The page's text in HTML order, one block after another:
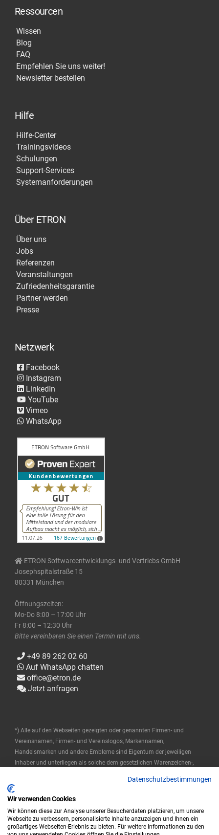
Ressourcen
Wissen
Blog
FAQ
Empfehlen Sie uns weiter!
Newsletter bestellen
Hilfe
Hilfe-Center
Trainingsvideos
Schulungen
Support-Services
Systemanforderungen
Über ETRON
Über uns
Jobs
Referenzen
Veranstaltungen
Zufriedenheitsgarantie
Partner werden
Presse
Netzwerk
Facebook
Instagram
LinkedIn
YouTube
Vimeo
WhatsApp
ETRON Softwareentwicklungs- und Vertriebs GmbH
Josephspitalstraße 15
80331 München
Öffnungszeiten:
Mo-Do 8:00 – 17:00 Uhr
Fr 8:00 – 12:30 Uhr
Bitte vereinbaren Sie einen Termin mit uns.
+49 89 262 02 60
Auf WhatsApp chatten
office@etron.de
Jetzt anfragen
*) Alle auf den Webseiten gezeigten oder genannten Firmen- und
Vereinsnamen, Firmen- und Vereinslogos, Markennamen,
Handelsmarken und andere Embleme sind Eigentum der jeweiligen
Inhaber und unterliegen als solche dem gesetzlichen Warenzeichen-,
stellen keine Zugehörigkeit durch die Markeninhaber dar.
© 2025 ETRON Softwareentwicklungs- und Vertriebs GmbH
Datenschutzbestimmungen
Wir verwenden Cookies
Wir können diese zur Analyse unserer Besucherdaten platzieren, um unsere
Webseite zu verbessern, personalisierte Inhalte anzuzeigen und Ihnen ein
großartiges Webseiten-Erlebnis zu bieten. Für weitere Informationen zu den